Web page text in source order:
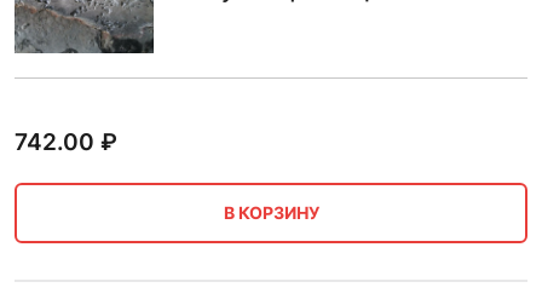
742.00 ₽
В КОРЗИНУ